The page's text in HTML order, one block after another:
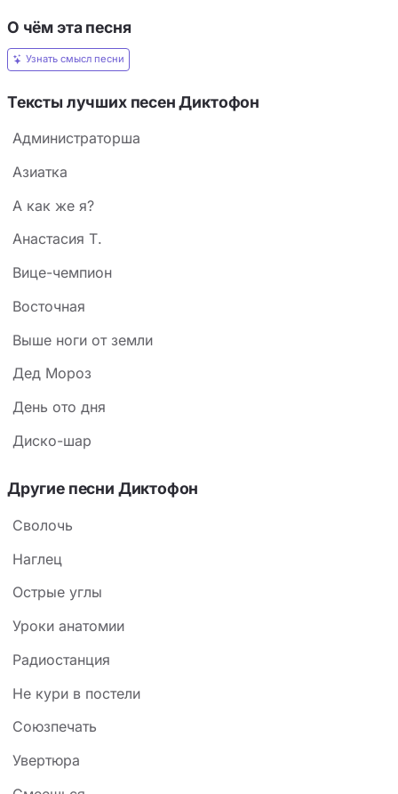
О чём эта песня
Узнать смысл песни
Тексты лучших песен Диктофон
Администраторша
Азиатка
А как же я?
Анастасия Т.
Вице-чемпион
Восточная
Выше ноги от земли
Дед Мороз
День ото дня
Диско-шар
Другие песни Диктофон
Сволочь
Наглец
Острые углы
Уроки анатомии
Радиостанция
Не кури в постели
Союзпечать
Увертюра